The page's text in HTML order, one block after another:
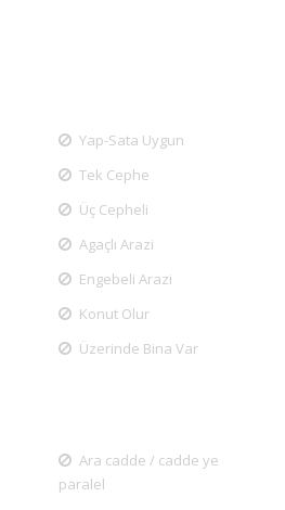
Yap-Sata Uygun
Tek Cephe
Üç Cepheli
Agaçlı Arazi
Engebeli Arazi
Konut Olur
Üzerinde Bina Var
Ara cadde / cadde ye
paralel